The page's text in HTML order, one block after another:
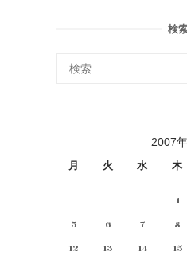
検
2007
月 火 水 木
1
5
6 7 8
12
13 14 15